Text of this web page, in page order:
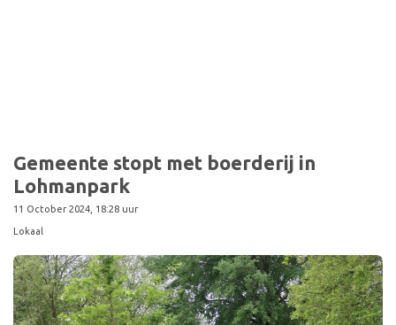
Gemeente stopt met boerderij in
Lohmanpark
11 October 2024, 18:28 uur
Lokaal